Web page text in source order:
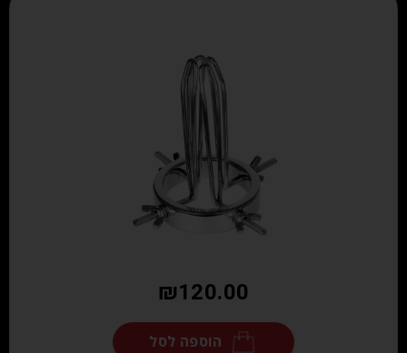
₪120.00
הוספה לסל